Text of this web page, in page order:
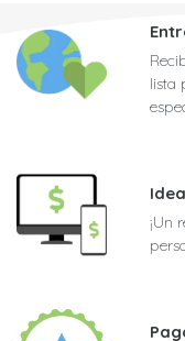
lista
¡Un